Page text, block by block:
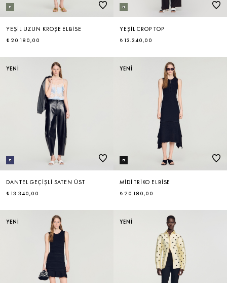
YEŞIL UZUN KROŞE ELBISE
₺ 20.180,00
YEŞIL CROP TOP
₺ 13.340,00
YENİ
DANTEL GEÇIŞLI SATEN ÜST
₺ 13.340,00
YENİ
MIDI TRIKO ELBISE
₺ 20.180,00
YENİ YENİ